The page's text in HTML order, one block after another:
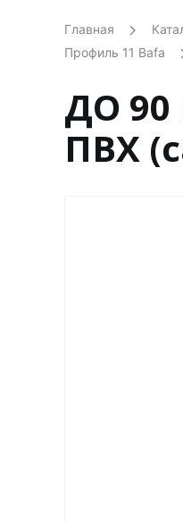
Главная
Профиль 11 Bafa
ДО 90
ПВХ